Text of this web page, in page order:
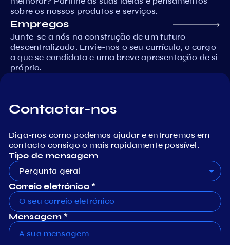
sobre os nossos produtos e serviços.
Empregos
Junte-se a nós na construção de um futuro
descentralizado. Envie-nos o seu currículo, o cargo
a que se candidata e uma breve apresentação de si
próprio.
Contactar-nos
Diga-nos como podemos ajudar e entraremos em
contacto consigo o mais rapidamente possível.
Tipo de mensagem
Pergunta geral
Correio eletrónico *
Mensagem *